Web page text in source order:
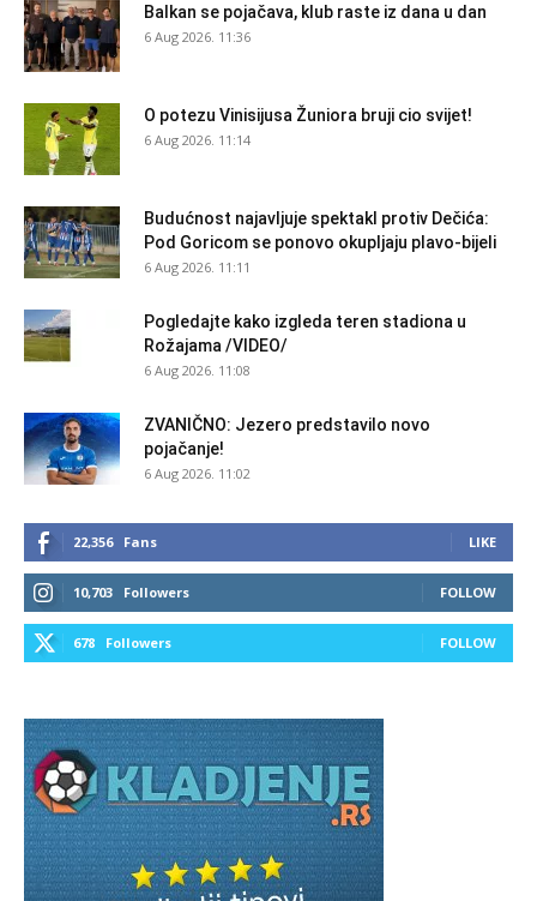
Balkan se pojačava, klub raste iz dana u dan
6 Aug 2026. 11:36
O potezu Vinisijusa Žuniora bruji cio svijet!
6 Aug 2026. 11:14
Budućnost najavljuje spektakl protiv Dečića:
Pod Goricom se ponovo okupljaju plavo-bijeli
6 Aug 2026. 11:11
Pogledajte kako izgleda teren stadiona u
Rožajama /VIDEO/
6 Aug 2026. 11:08
ZVANIČNO: Jezero predstavilo novo
pojačanje!
6 Aug 2026. 11:02
22,356 Fans LIKE
10,703 Followers FOLLOW
678 Followers FOLLOW